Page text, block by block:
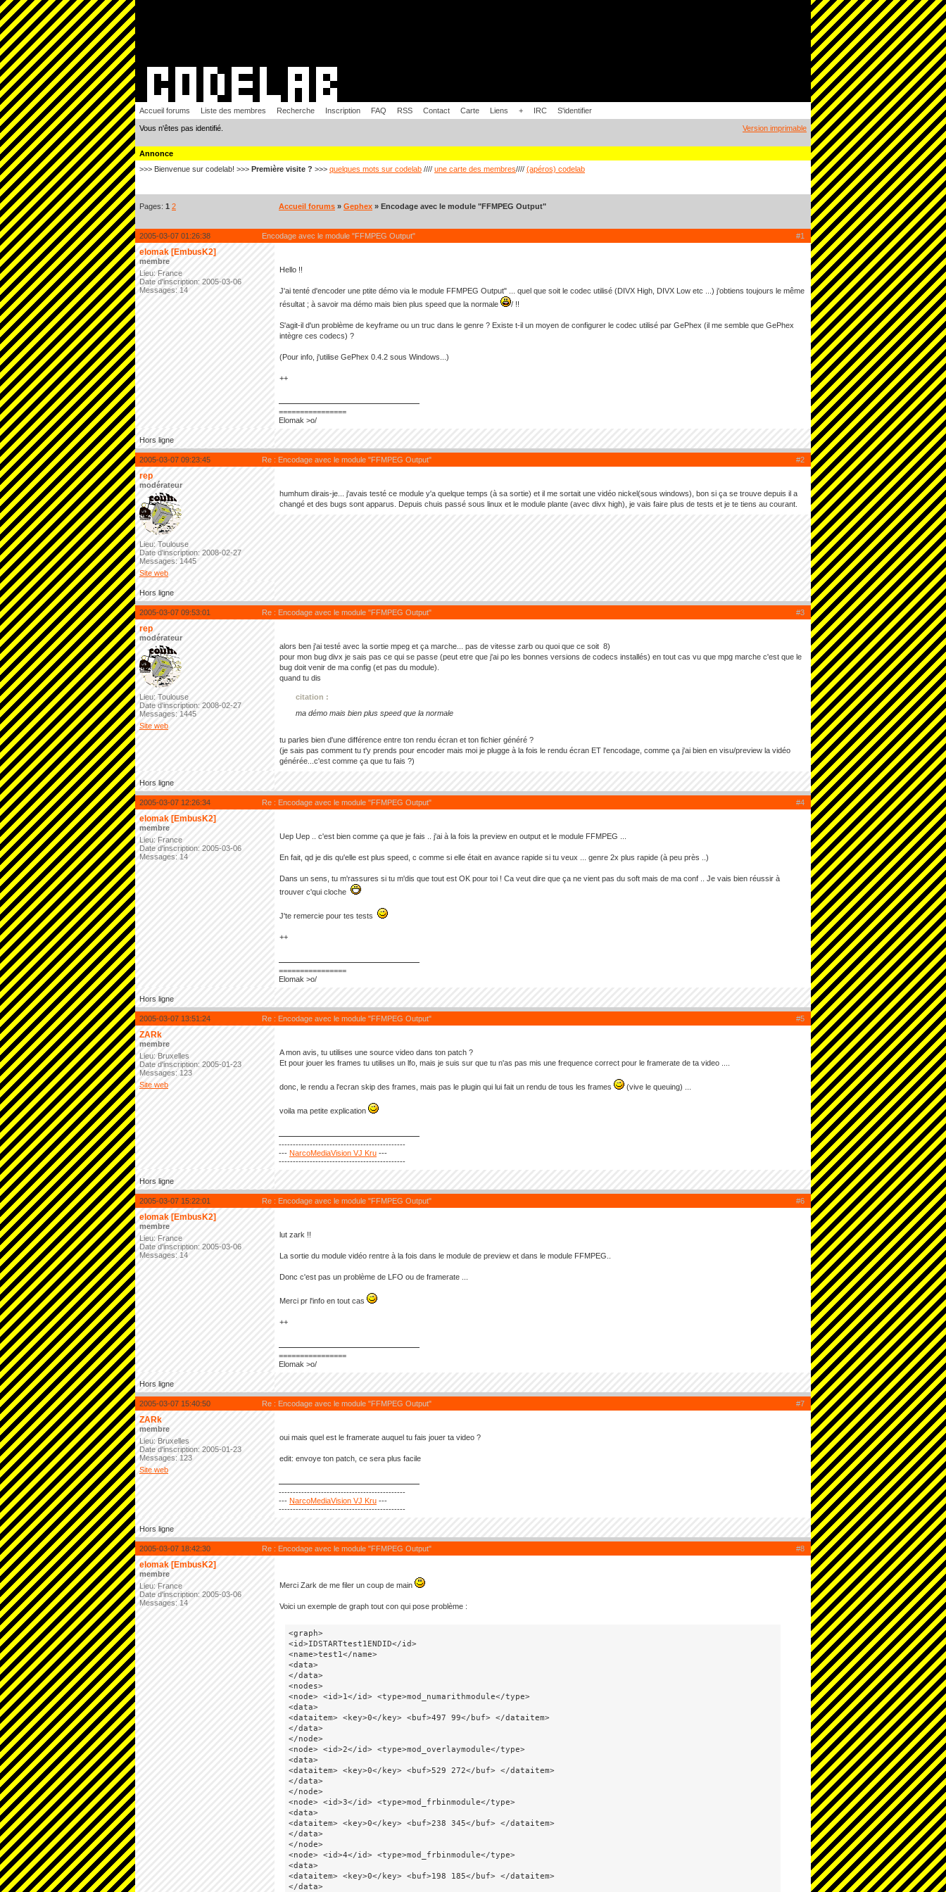
Accueil forums Liste des membres Recherche Inscription FAQ RSS Contact Carte Liens + IRC S'identifier
Vous n'êtes pas identifié. Version imprimable
Annonce
>>> Bienvenue sur codelab! >>> Première visite ? >>> quelques mots sur codelab //// une carte des membres//// (apéros) codelab
Pages: 1 2 Accueil forums » Gephex » Encodage avec le module "FFMPEG Output"
#1
2005-03-07 01:26:38 Encodage avec le module "FFMPEG Output"
elomak [EmbusK2]
membre
Lieu: France
Date d'inscription: 2005-03-06
Messages: 14
Hello !!
J'ai tenté d'encoder une ptite démo via le module FFMPEG Output" ... quel que soit le codec utilisé (DIVX High, DIVX Low etc ...) j'obtiens toujours le même
résultat ; à savoir ma démo mais bien plus speed que la normale
/ !!
S'agit-il d'un problème de keyframe ou un truc dans le genre ? Existe t-il un moyen de configurer le codec utilisé par GePhex (il me semble que GePhex
intègre ces codecs) ?
(Pour info, j'utilise GePhex 0.4.2 sous Windows...)
++
================
Elomak >o/
Hors ligne
#2
2005-03-07 09:23:45 Re : Encodage avec le module "FFMPEG Output"
rep
modérateur
Lieu: Toulouse
Date d'inscription: 2008-02-27
Messages: 1445
Site web
humhum dirais-je... j'avais testé ce module y'a quelque temps (à sa sortie) et il me sortait une vidéo nickel(sous windows), bon si ça se trouve depuis il a
changé et des bugs sont apparus. Depuis chuis passé sous linux et le module plante (avec divx high), je vais faire plus de tests et je te tiens au courant.
Hors ligne
#3
2005-03-07 09:53:01 Re : Encodage avec le module "FFMPEG Output"
rep
modérateur
Lieu: Toulouse
Date d'inscription: 2008-02-27
Messages: 1445
Site web
alors ben j'ai testé avec la sortie mpeg et ça marche... pas de vitesse zarb ou quoi que ce soit 8)
pour mon bug divx je sais pas ce qui se passe (peut etre que j'ai po les bonnes versions de codecs installés) en tout cas vu que mpg marche c'est que le
bug doit venir de ma config (et pas du module).
quand tu dis
citation :
ma démo mais bien plus speed que la normale
tu parles bien d'une différence entre ton rendu écran et ton fichier généré ?
(je sais pas comment tu t'y prends pour encoder mais moi je plugge à la fois le rendu écran ET l'encodage, comme ça j'ai bien en visu/preview la vidéo
générée...c'est comme ça que tu fais ?)
Hors ligne
#4
2005-03-07 12:26:34 Re : Encodage avec le module "FFMPEG Output"
elomak [EmbusK2]
membre
Lieu: France
Date d'inscription: 2005-03-06
Messages: 14
Uep Uep .. c'est bien comme ça que je fais .. j'ai à la fois la preview en output et le module FFMPEG ...
En fait, qd je dis qu'elle est plus speed, c comme si elle était en avance rapide si tu veux ... genre 2x plus rapide (à peu près ..)
Dans un sens, tu m'rassures si tu m'dis que tout est OK pour toi ! Ca veut dire que ça ne vient pas du soft mais de ma conf .. Je vais bien réussir à
trouver c'qui cloche
J'te remercie pour tes tests
++
================
Elomak >o/
Hors ligne
#5
2005-03-07 13:51:24 Re : Encodage avec le module "FFMPEG Output"
ZARk
membre
Lieu: Bruxelles
Date d'inscription: 2005-01-23
Messages: 123
Site web
A mon avis, tu utilises une source video dans ton patch ?
Et pour jouer les frames tu utilises un lfo, mais je suis sur que tu n'as pas mis une frequence correct pour le framerate de ta video ....
donc, le rendu a l'ecran skip des frames, mais pas le plugin qui lui fait un rendu de tous les frames (vive le queuing) ...
voila ma petite explication
---------------------------------------------
--- NarcoMediaVision VJ Kru ---
---------------------------------------------
Hors ligne
#6
2005-03-07 15:22:01 Re : Encodage avec le module "FFMPEG Output"
elomak [EmbusK2]
membre
Lieu: France
Date d'inscription: 2005-03-06
Messages: 14
lut zark !!
La sortie du module vidéo rentre à la fois dans le module de preview et dans le module FFMPEG..
Donc c'est pas un problème de LFO ou de framerate ...
Merci pr l'info en tout cas
++
================
Elomak >o/
Hors ligne
#7
2005-03-07 15:40:50 Re : Encodage avec le module "FFMPEG Output"
ZARk
membre
Lieu: Bruxelles
Date d'inscription: 2005-01-23
Messages: 123
Site web
oui mais quel est le framerate auquel tu fais jouer ta video ?
edit: envoye ton patch, ce sera plus facile
---------------------------------------------
--- NarcoMediaVision VJ Kru ---
---------------------------------------------
Hors ligne
#8
2005-03-07 18:42:30 Re : Encodage avec le module "FFMPEG Output"
elomak [EmbusK2]
membre
Lieu: France
Date d'inscription: 2005-03-06
Messages: 14
Merci Zark de me filer un coup de main
Voici un exemple de graph tout con qui pose problème :
<graph>
<id>IDSTARTtest1ENDID</id>
<name>test1</name>
<data>
</data>
<nodes>
<node> <id>1</id> <type>mod_numarithmodule</type>
<data>
<dataitem> <key>0</key> <buf>497 99</buf> </dataitem>
</data>
</node>
<node> <id>2</id> <type>mod_overlaymodule</type>
<data>
<dataitem> <key>0</key> <buf>529 272</buf> </dataitem>
</data>
</node>
<node> <id>3</id> <type>mod_frbinmodule</type>
<data>
<dataitem> <key>0</key> <buf>238 345</buf> </dataitem>
</data>
</node>
<node> <id>4</id> <type>mod_frbinmodule</type>
<data>
<dataitem> <key>0</key> <buf>198 185</buf> </dataitem>
</data>